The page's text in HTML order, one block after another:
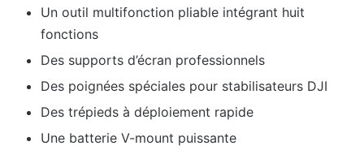
Un outil multifonction pliable intégrant huit
fonctions
Des supports d’écran professionnels
Des poignées spéciales pour stabilisateurs DJI
Des trépieds à déploiement rapide
Une batterie V-mount puissante